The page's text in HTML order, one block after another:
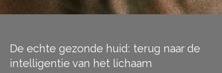
De echte gezonde huid: terug naar de
intelligentie van het lichaam